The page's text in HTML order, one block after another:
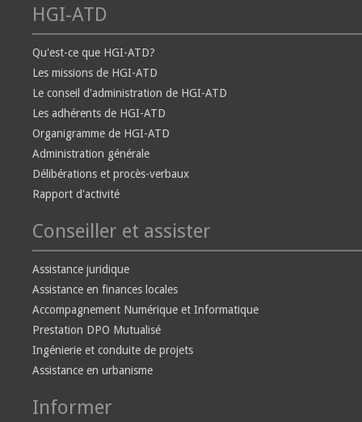
HGI-ATD
Qu'est-ce que HGI-ATD?
Les missions de HGI-ATD
Le conseil d'administration de HGI-ATD
Les adhérents de HGI-ATD
Organigramme de HGI-ATD
Administration générale
Délibérations et procès-verbaux
Rapport d'activité
Conseiller et assister
Assistance juridique
Assistance en finances locales
Accompagnement Numérique et Informatique
Prestation DPO Mutualisé
Ingénierie et conduite de projets
Assistance en urbanisme
Informer